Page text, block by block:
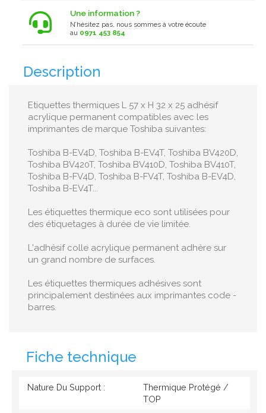
Une information ?
N’hésitez pas, nous sommes à votre écoute
au 0971 453 854
Description
Etiquettes thermiques L 57 x H 32 x 25 adhésif
acrylique permanent compatibles avec les
imprimantes de marque Toshiba suivantes:
Toshiba B-EV4D, Toshiba B-EV4T, Toshiba BV420D,
Toshiba BV420T, Toshiba BV410D, Toshiba BV410T,
Toshiba B-FV4D, Toshiba B-FV4T, Toshiba B-EV4D,
Toshiba B-EV4T...
Les étiquettes thermique eco sont utilisées pour
des étiquetages à durée de vie limitée.
L'adhésif colle acrylique permanent adhère sur
un grand nombre de surfaces.
Les étiquettes thermiques adhésives sont
principalement destinées aux imprimantes code -
barres.
Fiche technique
Nature Du Support :
Thermique Protégé /
TOP